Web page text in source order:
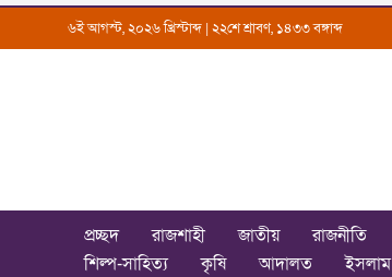
৬ই আগস্ট, ২০২৬ খ্রিস্টাব্দ | ২২শে শ্রাবণ, ১৪৩৩ বঙ্গাব্দ
Uttarkantho
প্রচ্ছদ রাজশাহী জাতীয় রাজনীতি
শিল্প-সাহিত্য
কৃষি আদালত ইসলাম